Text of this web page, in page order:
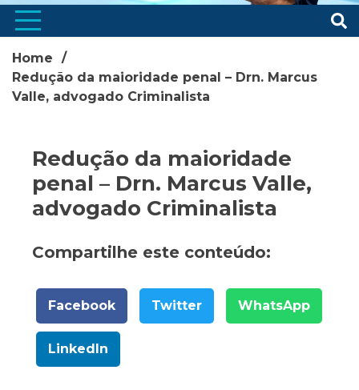
Home
Redução da maioridade penal – Drn. Marcus
Valle, advogado Criminalista
Redução da maioridade
penal – Drn. Marcus Valle,
advogado Criminalista
Compartilhe este conteúdo:
Facebook Twitter WhatsApp
LinkedIn